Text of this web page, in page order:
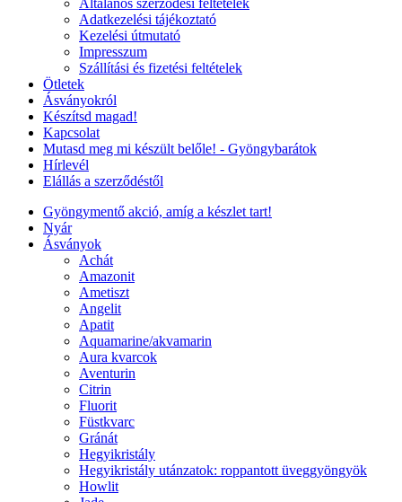
Általános szerződési feltételek
Adatkezelési tájékoztató
Kezelési útmutató
Impresszum
Szállítási és fizetési feltételek
Ötletek
Ásványokról
Készítsd magad!
Kapcsolat
Mutasd meg mi készült belőle! - Gyöngybarátok
Hírlevél
Elállás a szerződéstől
Gyöngymentő akció, amíg a készlet tart!
Nyár
Ásványok
Achát
Amazonit
Ametiszt
Angelit
Apatit
Aquamarine/akvamarin
Aura kvarcok
Aventurin
Citrin
Fluorit
Füstkvarc
Gránát
Hegyikristály
Hegyikristály utánzatok: roppantott üveggyöngyök
Howlit